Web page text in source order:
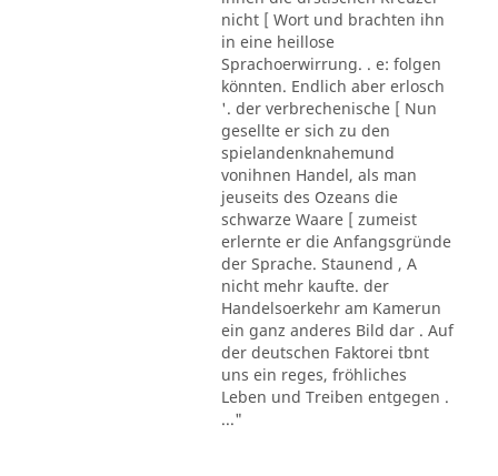
nicht [ Wort und brachten ihn
in eine heillose
Sprachoerwirrung. . e: folgen
könnten. Endlich aber erlosch
'. der verbrechenische [ Nun
gesellte er sich zu den
spielandenknahemund
vonihnen Handel, als man
jeuseits des Ozeans die
schwarze Waare [ zumeist
erlernte er die Anfangsgründe
der Sprache. Staunend , A
nicht mehr kaufte. der
Handelsoerkehr am Kamerun
ein ganz anderes Bild dar . Auf
der deutschen Faktorei tbnt
uns ein reges, fröhliches
Leben und Treiben entgegen .
..."